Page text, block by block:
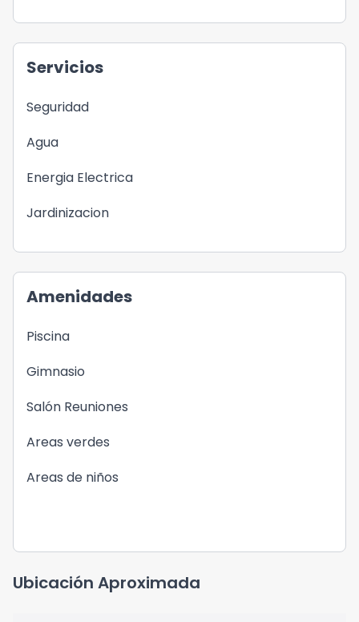
Servicios
Seguridad
Agua
Energia Electrica
Jardinizacion
Amenidades
Piscina
Gimnasio
Salón Reuniones
Areas verdes
Areas de niños
Ubicación Aproximada